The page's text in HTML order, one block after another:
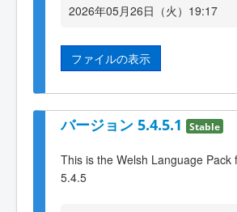
2026年05月26日（火）19:17
ファイルの表示
バージョン 5.4.5.1 Stable
This is the Welsh Language Pack
5.4.5